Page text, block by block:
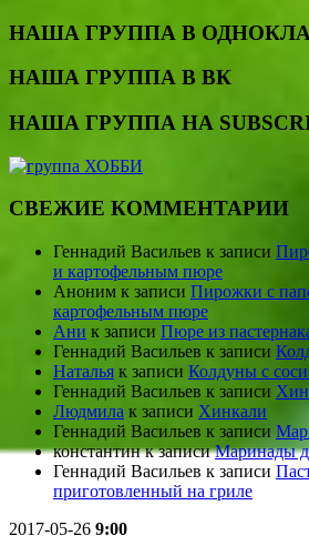
НАША ГРУППА В
НАША ГРУППА В ВК
НАША ГРУППА НА
СВЕЖИЕ КОММЕНТАРИИ
Геннадий Васильев к записи
и картофельным пюре
Аноним к записи Пирожки с
картофельным пюре
Ани к записи Пюре из
Геннадий Васильев к записи
Наталья к записи Колдуны с
Геннадий Васильев к записи
Людмила к записи Хинкали
Геннадий Васильев к записи
константинк записиМаринады
Геннадий Васильев к записи
приготовленный на гриле
2017-05-26 9:00